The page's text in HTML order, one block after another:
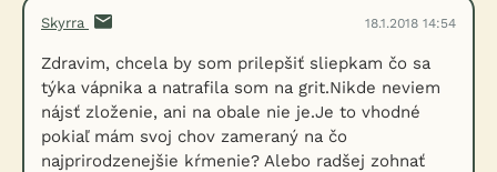
Skyrra 18.1.2018 14:54
Zdravim, chcela by som prilepšiť sliepkam čo sa
týka vápnika a natrafila som na grit.Nikde neviem
nájsť zloženie, ani na obale nie je.Je to vhodné
pokiaľ mám svoj chov zameraný na čo
najprirodzenejšie kŕmenie? Alebo radšej zohnať